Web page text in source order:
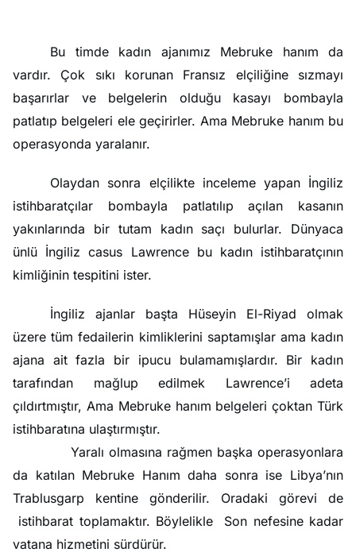
Bu timde kadın ajanımız Mebruke hanım da
vardır. Çok sıkı korunan Fransız elçiliğine sızmayı
başarırlar ve belgelerin olduğu kasayı bombayla
patlatıp belgeleri ele geçirirler. Ama Mebruke hanım bu
operasyonda yaralanır.
Olaydan sonra elçilikte inceleme yapan İngiliz
istihbaratçılar bombayla patlatılıp açılan kasanın
yakınlarında bir tutam kadın saçı bulurlar. Dünyaca
ünlü İngiliz casus Lawrence bu kadın istihbaratçının
kimliğinin tespitini ister.
İngiliz ajanlar başta Hüseyin El-Riyad olmak
üzere tüm fedailerin kimliklerini saptamışlar ama kadın
ajana ait fazla bir ipucu bulamamışlardır. Bir kadın
tarafından mağlup edilmek Lawrence’i adeta
çıldırtmıştır, Ama Mebruke hanım belgeleri çoktan Türk
istihbaratına ulaştırmıştır.
Yaralı olmasına rağmen başka operasyonlara
da katılan Mebruke Hanım daha sonra ise Libya’nın
Trablusgarp kentine gönderilir. Oradaki görevi de
istihbarat toplamaktır. Böylelikle Son nefesine kadar
vatana hizmetini sürdürür.